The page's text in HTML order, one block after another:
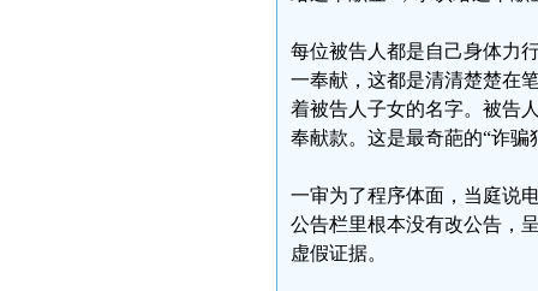
每位被告人都是自己身体力
一奉献，这都是清清楚楚在
着被告人子女的名字。被告
奉献款。这是最奇葩的“诈骗
一审为了程序体面，当庭说
公告栏里根本没有改公告，
虚假证据。